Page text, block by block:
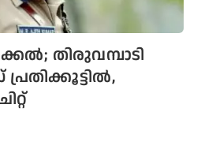
തിരുവമ്പാടി